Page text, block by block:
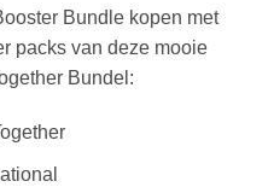
Bundle kopen met
packs van deze mooie
Bundel: